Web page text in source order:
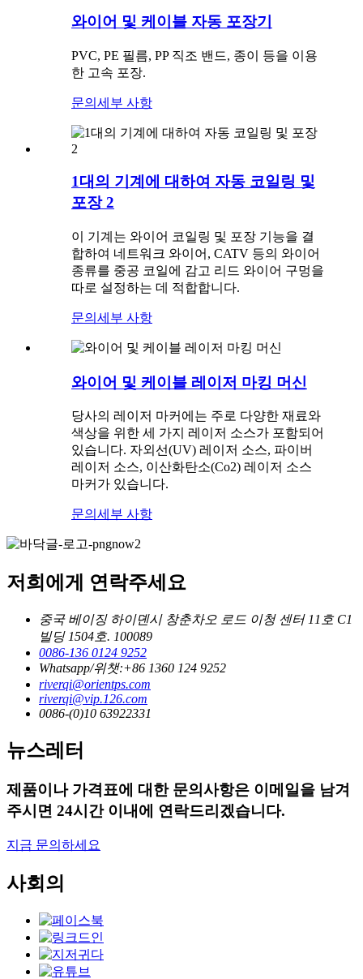
와이어 및 케이블 자동 포장기
PVC, PE 필름, PP 직조 밴드, 종이 등을 이용
한 고속 포장.
문의 세부 사항
1대의 기계에 대하여 자동 코일링 및
포장 2
이 기계는 와이어 코일링 및 포장 기능을 결
합하여 네트워크 와이어, CATV 등의 와이어
종류를 중공 코일에 감고 리드 와이어 구멍을
따로 설정하는 데 적합합니다.
문의 세부 사항
와이어 및 케이블 레이저 마킹 머신
당사의 레이저 마커에는 주로 다양한 재료와
색상을 위한 세 가지 레이저 소스가 포함되어
있습니다. 자외선(UV) 레이저 소스, 파이버
레이저 소스, 이산화탄소(Co2) 레이저 소스
마커가 있습니다.
문의 세부 사항
저희에게 연락주세요
중국 베이징 하이뎬시 창춘차오 로드 이청 센터 11호 C1
빌딩 1504호. 100089
0086-136 0124 9252
Whatsapp/위챗:+86 1360 124 9252
riverqi@orientps.com
riverqi@vip.126.com
0086-(0)10 63922331
뉴스레터
제품이나 가격표에 대한 문의사항은 이메일을 남겨
주시면 24시간 이내에 연락드리겠습니다.
지금 문의하세요
사회의